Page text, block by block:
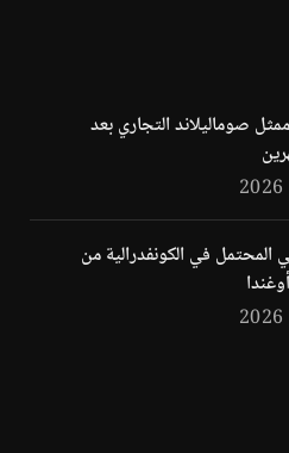
صوماليلاند التجاري بعد
المحتمل في الكونفدرالية من